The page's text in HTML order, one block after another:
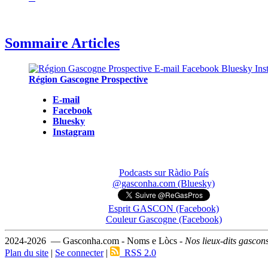
Sommaire Articles
Région Gascogne Prospective
E-mail
Facebook
Bluesky
Instagram
Podcasts sur Ràdio País
@gasconha.com (Bluesky)
Esprit GASCON (Facebook)
Couleur Gascogne (Facebook)
2024-2026 — Gasconha.com - Noms e Lòcs - Nos lieux-dits
Plan du site | Se connecter| RSS 2.0